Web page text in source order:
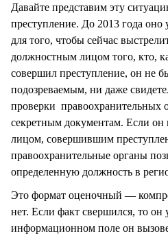
Давайте представим эту
преступление. До 2013 года оно
для того, чтобы сейчас
должностным лицом того, кто,
совершил преступление, он не
подозреваемым, ни даже
проверки правоохранительных
секретным документам. Если он
лицом, совершившим
правоохранительные органы
определенную должность в
Это формат оценочный —
нет. Если факт свершился, то
информационном поле он